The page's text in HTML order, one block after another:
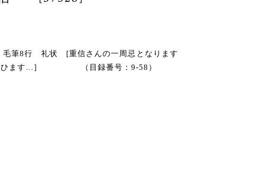
筆8行 礼状 [重信さんの一周忌となります
思ひます…] （目録番号：9-58）